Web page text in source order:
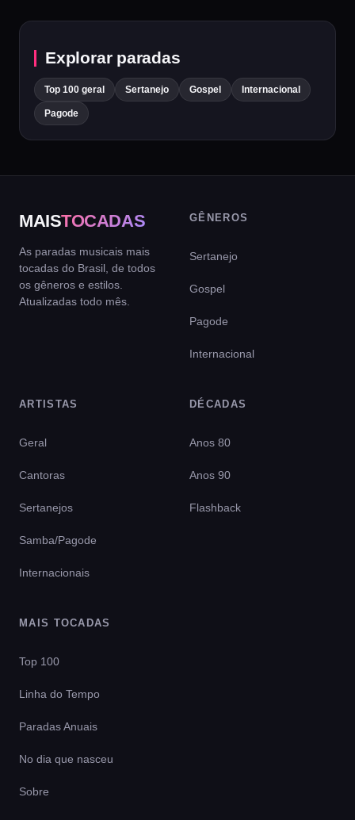
Explorar paradas
Top 100 geral Sertanejo Gospel Internacional
Pagode
MAISTOCADAS
As paradas musicais mais
tocadas do Brasil, de todos
os gêneros e estilos.
Atualizadas todo mês.
GÊNEROS
Sertanejo
Gospel
Pagode
Internacional
ARTISTAS
Geral
Cantoras
Sertanejos
Samba/Pagode
Internacionais
DÉCADAS
Anos 80
Anos 90
Flashback
MAIS TOCADAS
Top 100
Linha do Tempo
Paradas Anuais
No dia que nasceu
Sobre